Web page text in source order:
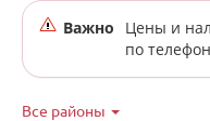
Важно
Цены и
по
Все районы